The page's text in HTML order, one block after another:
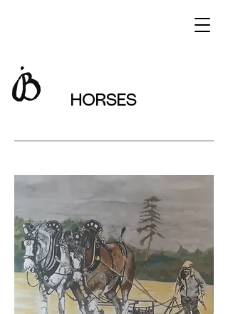
HORSES